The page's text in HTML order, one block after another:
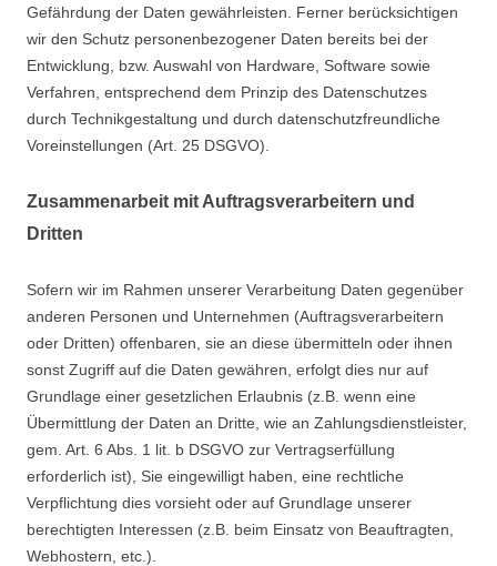
Gefährdung der Daten gewährleisten. Ferner berücksichtigen
wir den Schutz personenbezogener Daten bereits bei der
Entwicklung, bzw. Auswahl von Hardware, Software sowie
Verfahren, entsprechend dem Prinzip des Datenschutzes
durch Technikgestaltung und durch datenschutzfreundliche
Voreinstellungen (Art. 25 DSGVO).
Zusammenarbeit mit Auftragsverarbeitern und
Dritten
Sofern wir im Rahmen unserer Verarbeitung Daten gegenüber
anderen Personen und Unternehmen (Auftragsverarbeitern
oder Dritten) offenbaren, sie an diese übermitteln oder ihnen
sonst Zugriff auf die Daten gewähren, erfolgt dies nur auf
Grundlage einer gesetzlichen Erlaubnis (z.B. wenn eine
Übermittlung der Daten an Dritte, wie an Zahlungsdienstleister,
gem. Art. 6 Abs. 1 lit. b DSGVO zur Vertragserfüllung
erforderlich ist), Sie eingewilligt haben, eine rechtliche
Verpflichtung dies vorsieht oder auf Grundlage unserer
berechtigten Interessen (z.B. beim Einsatz von Beauftragten,
Webhostern, etc.).